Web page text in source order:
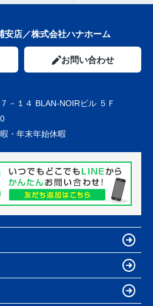
安店／株式会社ハナホーム
お問い合わせ
－１４ BLAN-NOIRビル ５Ｆ
・年末年始休暇